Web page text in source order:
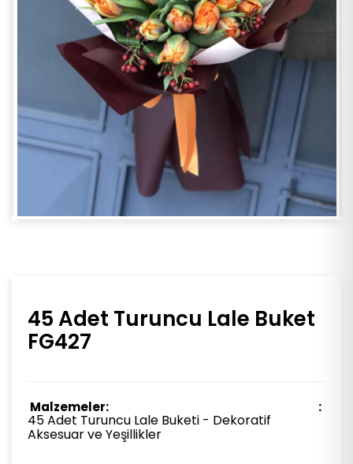
45 Adet Turuncu Lale Buket
FG427
Malzemeler:
45 Adet Turuncu Lale Buketi - Dekoratif
Aksesuar ve Yeşillikler